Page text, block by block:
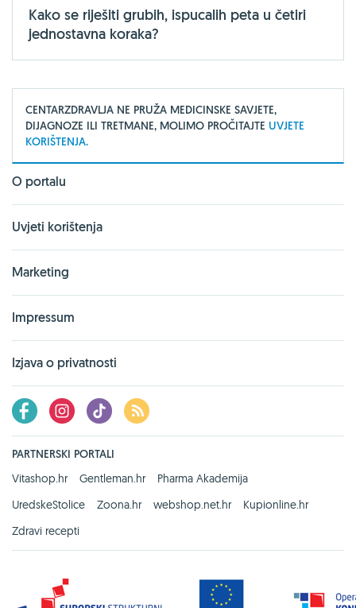
Kako se riješiti grubih, ispucalih peta u četiri
jednostavna koraka?
CENTARZDRAVLJA NE PRUŽA MEDICINSKE SAVJETE,
DIJAGNOZE ILI TRETMANE, MOLIMO PROČITAJTE UVJETE
KORIŠTENJA.
O portalu
Uvjeti korištenja
Marketing
Impressum
Izjava o privatnosti
PARTNERSKI PORTALI
Vitashop.hr
Gentleman.hr
Pharma Akademija
UredskeStolice
Zoona.hr webshop.net.hr
Kupionline.hr
Zdravi recepti